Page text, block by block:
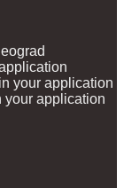
your application
your application